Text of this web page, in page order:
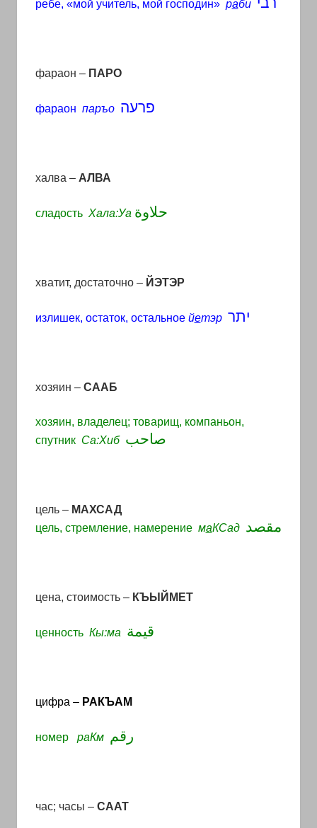
ребе, «мой учитель, мой господин» раби
фараон – ПАРО
фараон паръо פרעה
халва – АЛВА
сладость Хала:Уа حلاوة
хватит, достаточно – ЙЭТЭР
излишек, остаток, остальное йетэр יתר
хозяин – СААБ
хозяин, владелец; товарищ, компаньон,
спутник Са:Хиб صاحب
цель – МАХСАД
цель, стремление, намерение маКСад مقصد
цена, стоимость – КЪЫЙМЕТ
ценность Кы:ма قيمة
цифра – РАКЪАМ
номер раКм رقم
час; часы – СААТ